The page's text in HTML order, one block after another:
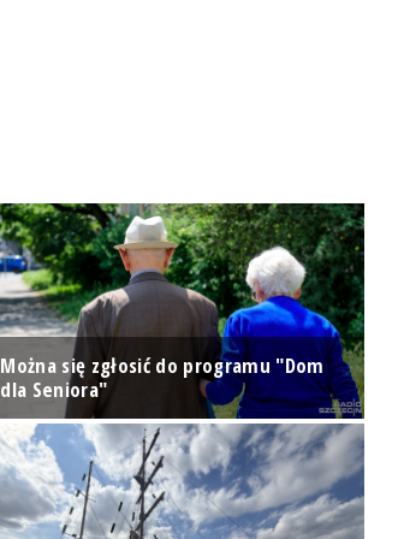
Można się zgłosić do programu "Dom
dla Seniora"